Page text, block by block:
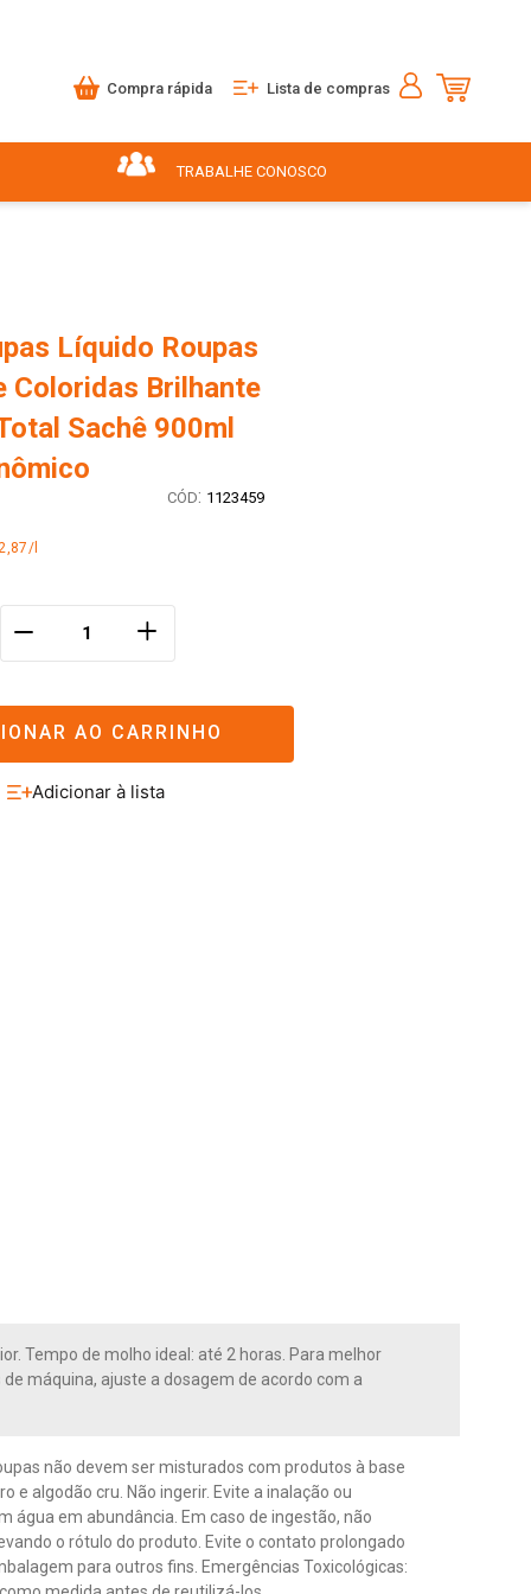
Compra rápida Lista de compras
TRABALHE CONOSCO
Líquido Roupas
Coloridas Brilhante
Sachê 900ml
: 1123459
l
＋
AO CARRINHO
Tempo de molho ideal: até 2 horas. Para melhor
máquina, ajuste a dosagem de acordo com a
não devem ser misturados com produtos à base
e algodão cru. Não ingerir. Evite a inalação ou
água em abundância. Em caso de ingestão, não
o rótulo do produto. Evite o contato prolongado
para outros fins. Emergências Toxicológicas: